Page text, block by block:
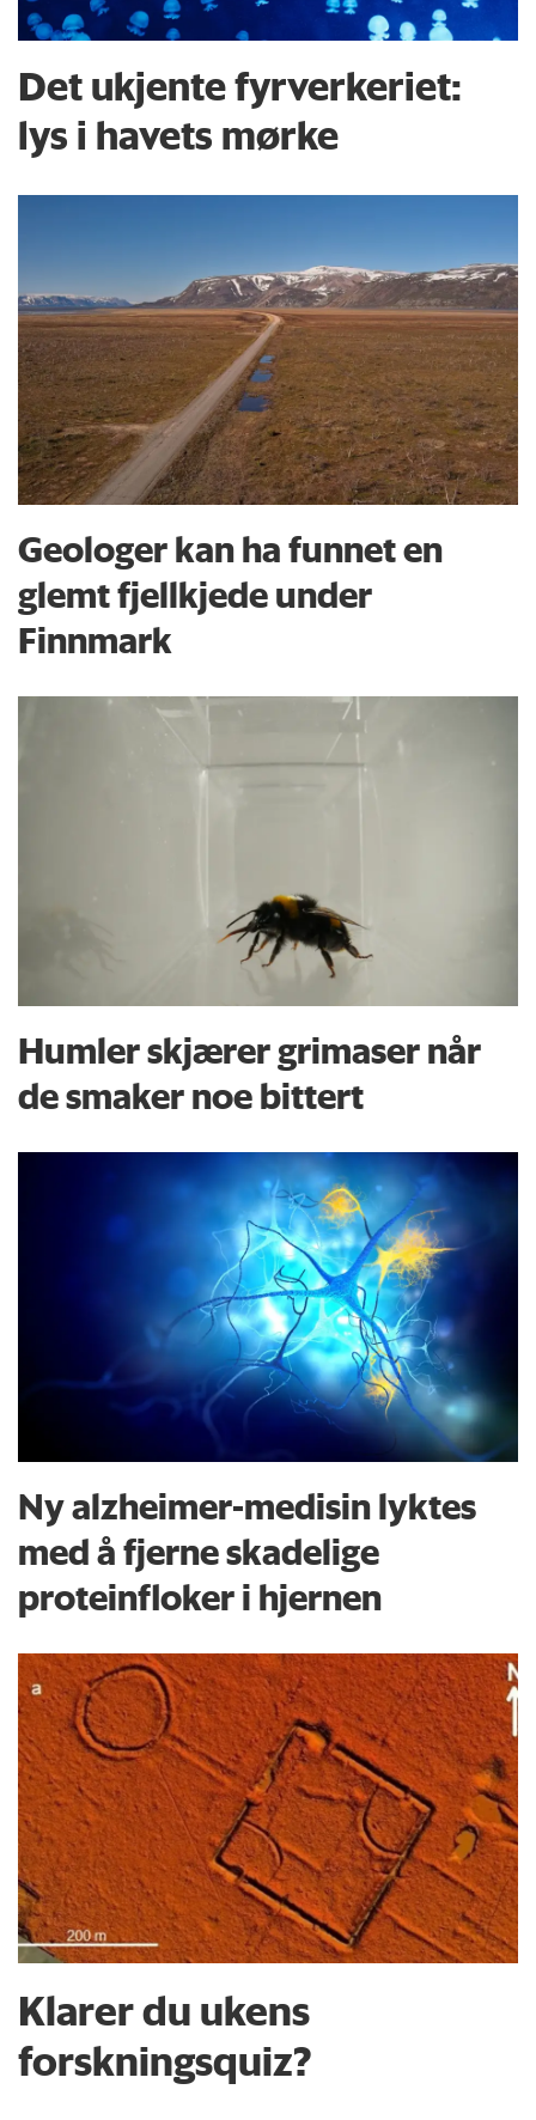
Det ukjente fyrverkeriet:
lys i havets mørke
Geologer kan ha funnet en
glemt fjellkjede under
Finnmark
Humler skjærer grimaser når
de smaker noe bittert
Ny alzheimer-medisin lyktes
med å fjerne skadelige
proteinfloker i hjernen
Klarer du ukens
forskningsquiz?